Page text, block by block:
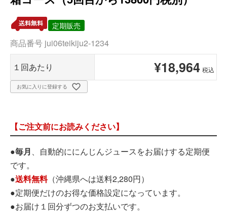
定期販売
商品番号 jui06teikiju2-1234
１回あたり ¥18,964 税込
お気に入りに登録する
【ご注文前にお読みください】
●毎月 、自動的ににんじんジュースをお届けする定期便
です。
●送料無料（沖縄県へは送料2,280円）
●定期便だけのお得な価格設定になっています。
●お届け１回分ずつのお支払いです。